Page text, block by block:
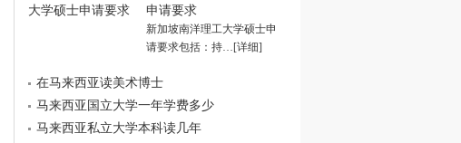
申请要求
新加坡南洋理工大学硕士申
请要求包括：持…[详细]
在马来西亚读美术博士
马来西亚国立大学一年学费多少
马来西亚私立大学本科读几年